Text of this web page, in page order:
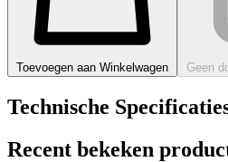
Toevoegen aan Winkelwagen Geen
Technische
Recent bekeken